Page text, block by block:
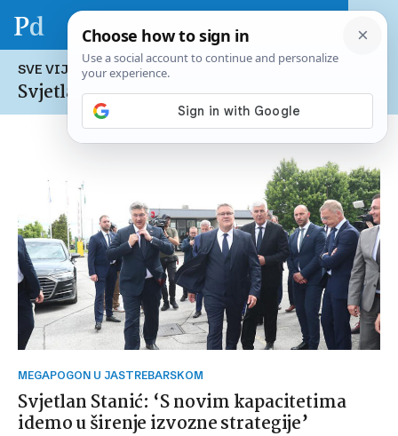
SVE VIJESTI NA TEMU:
Svjetlan Stanić
MEGAPOGON U JASTREBARSKOM
Svjetlan Stanić: ‘S novim kapacitetima
idemo u širenje izvozne strategije’